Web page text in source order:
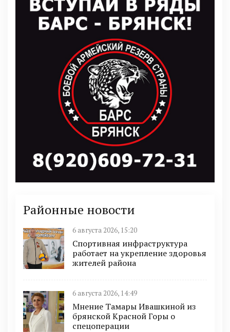
Районные новости
6 августа 2026, 15:20
Спортивная инфраструктура
работает на укрепление здоровья
жителей района
6 августа 2026, 14:49
Мнение Тамары Ивашкиной из
брянской Красной Горы о
спецоперации